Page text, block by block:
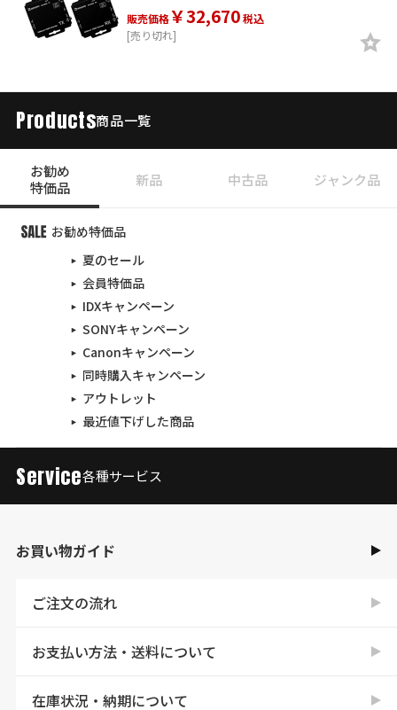
販売価格￥32,670税込
[売り切れ]
Products商品一覧
お勧め
特価品
新品 中古品 ジャンク品
お勧め特価品
夏のセール
会員特価品
IDXキャンペーン
SONYキャンペーン
Canonキャンペーン
同時購入キャンペーン
アウトレット
最近値下げした商品
Service各種サービス
お買い物ガイド
ご注文の流れ
お支払い方法・送料について
在庫状況・納期について